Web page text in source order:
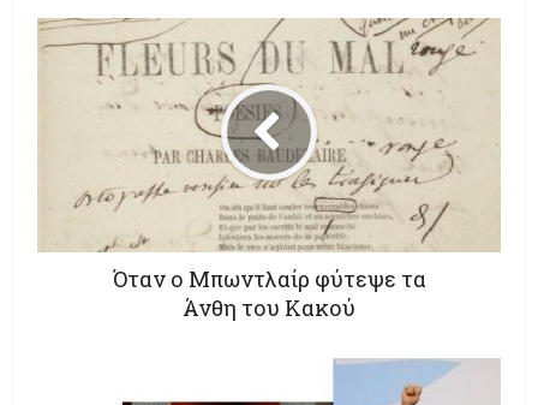
Όταν ο Μπωντλαίρ φύτεψε τα
Άνθη του Κακού